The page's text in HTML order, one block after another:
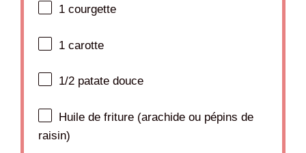
1 courgette
1 carotte
1/2 patate douce
Huile de friture (arachide ou pépins de
raisin)